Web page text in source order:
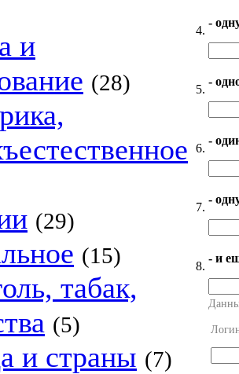
и
(28)
(29)
(15)
табак,
(5)
и страны (7)
4.
-
5.
-
6.
-
7.
-
8.
- и